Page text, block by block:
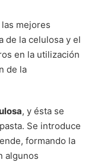
mejores
de la celulosa y el
en la utilización
de la
, y ésta se
Se introduce
formando la
algunos